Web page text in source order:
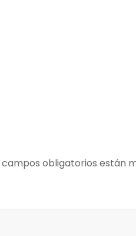
campos obligatorios están